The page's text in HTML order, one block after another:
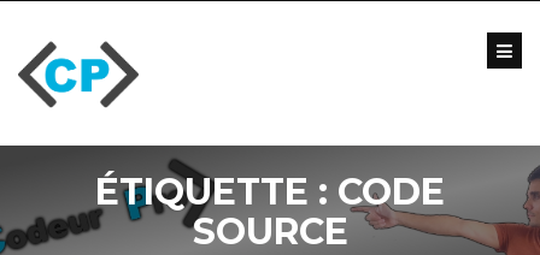
Blog
Vidéo
Formations
Entreprise
content
ÉTIQUETTE : CODE
SOURCE